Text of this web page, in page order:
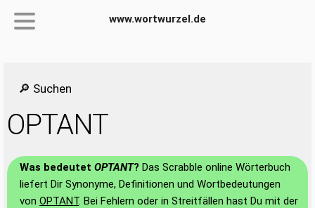
www.wortwurzel.de
🔎 Suchen
OPTANT
Was bedeutet OPTANT? Das Scrabble online Wörterbuch
liefert Dir Synonyme, Definitionen und Wortbedeutungen
von OPTANT. Bei Fehlern oder in Streitfällen hast Du mit der